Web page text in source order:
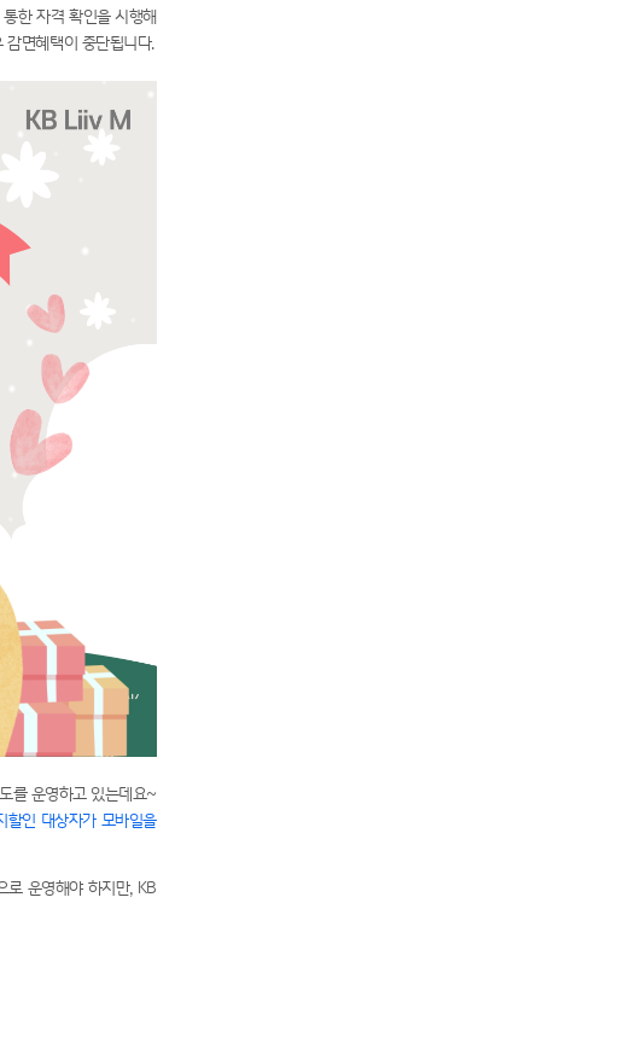
한 자격 확인을 시행해
면혜택이 중단됩니다.
를 운영하고 있는데요~
할인 대상자가 모바일을
운영해야 하지만, KB